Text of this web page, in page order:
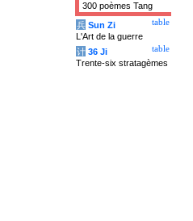
300 poèmes Tang
table
兵 Sun Zi
L'Art de la guerre
table
计 36 Ji
Trente-six stratagèmes